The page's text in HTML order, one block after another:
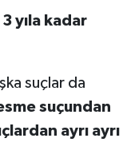
3 yıla kadar
suçlar da
suçundan
ayrı ayrı